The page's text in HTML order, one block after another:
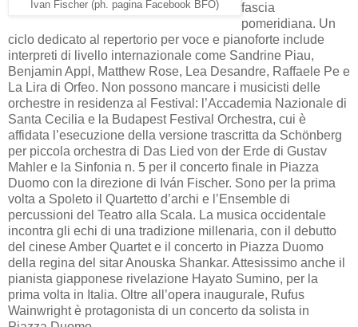
Ivan Fischer (ph. pagina Facebook BFO)
fascia
pomeridiana. Un
ciclo dedicato al repertorio per voce e pianoforte include
interpreti di livello internazionale come Sandrine Piau,
Benjamin Appl, Matthew Rose, Lea Desandre, Raffaele Pe e
La Lira di Orfeo. Non possono mancare i musicisti delle
orchestre in residenza al Festival: l’Accademia Nazionale di
Santa Cecilia e la Budapest Festival Orchestra, cui è
affidata l’esecuzione della versione trascritta da Schönberg
per piccola orchestra di Das Lied von der Erde di Gustav
Mahler e la Sinfonia n. 5 per il concerto finale in Piazza
Duomo con la direzione di Iván Fischer. Sono per la prima
volta a Spoleto il Quartetto d’archi e l’Ensemble di
percussioni del Teatro alla Scala. La musica occidentale
incontra gli echi di una tradizione millenaria, con il debutto
del cinese Amber Quartet e il concerto in Piazza Duomo
della regina del sitar Anouska Shankar. Attesissimo anche il
pianista giapponese rivelazione Hayato Sumino, per la
prima volta in Italia. Oltre all’opera inaugurale, Rufus
Wainwright è protagonista di un concerto da solista in